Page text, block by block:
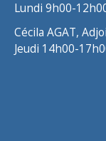
Lundi 9h00-
Cécila AGAT,
Jeudi 14h00-